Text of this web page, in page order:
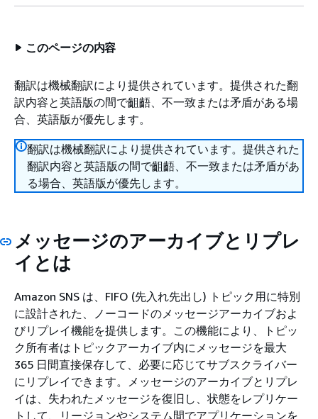
このページの内容
翻訳は機械翻訳により提供されています。提供された翻
訳内容と英語版の間で齟齬、不一致または矛盾がある場
合、英語版が優先します。
翻訳は機械翻訳により提供されています。提供された
翻訳内容と英語版の間で齟齬、不一致または矛盾があ
る場合、英語版が優先します。
メッセージのアーカイブとリプレ
イとは
Amazon SNS は、FIFO (先入れ先出し) トピック用に特別
に設計された、ノーコードのメッセージアーカイブおよ
びリプレイ機能を提供します。この機能により、トピッ
ク所有者はトピックアーカイブ内にメッセージを最大
365 日間直接保存して、必要に応じてサブスクライバー
にリプレイできます。メッセージのアーカイブとリプレ
イは、失われたメッセージを復旧し、状態をレプリケー
トして、リージョンやシステム間でアプリケーションを